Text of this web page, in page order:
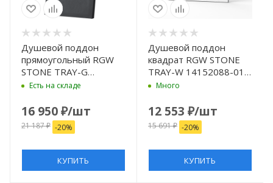
Душевой поддон
прямоугольный RGW
STONE TRAY-G
14152812-02-11
Есть на складе
16 950₽/шт
21 187₽ -20%
КУПИТЬ
Душевой поддон
квадрат RGW STONE
TRAY-W 14152088-01-
11 800x800
Много
12 553 ₽/шт
15 691₽ -20%
КУПИТЬ